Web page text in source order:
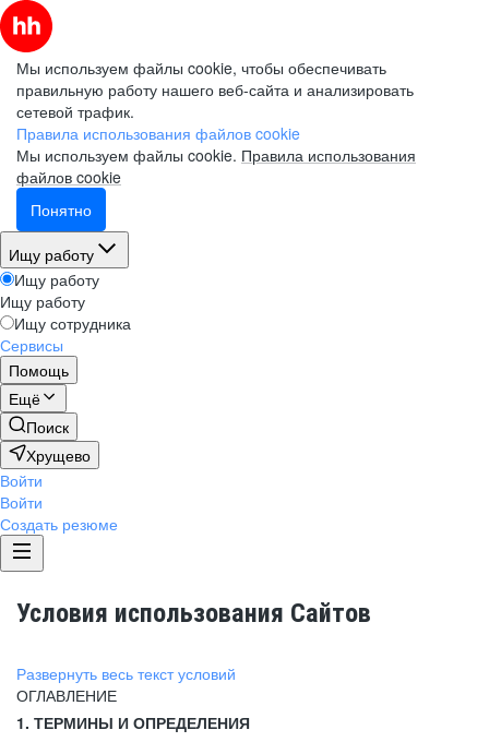
Мы используем файлы cookie, чтобы обеспечивать
правильную работу нашего веб-сайта и анализировать
сетевой трафик.
Правила использования файлов cookie
Мы используем файлы cookie. Правила использования
файлов cookie
Понятно
Ищу работу
Ищу работу
Ищу работу
Ищу сотрудника
Сервисы
Помощь
Ещё
Поиск
Хрущево
Войти
Войти
Создать резюме
Условия использования Сайтов
Развернуть весь текст условий
ОГЛАВЛЕНИЕ
1. ТЕРМИНЫ И ОПРЕДЕЛЕНИЯ